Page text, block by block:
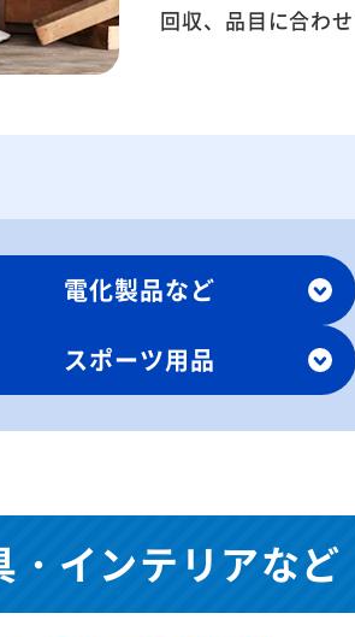
回収、品目に合わ
電化製品など
スポーツ用品
・インテリアなど